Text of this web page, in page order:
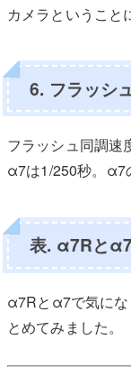
カメラということ
6. フラッシ
フラッシュ同調速
α7は1/250秒。α7
表. α7Rと
α7Rとα7で気にな
とめてみました。